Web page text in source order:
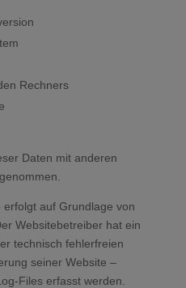
Rechners
Daten mit anderen
auf Grundlage von
Websitebetreiber hat ein
technisch fehlerfreien
seiner Website –
Files erfasst werden.